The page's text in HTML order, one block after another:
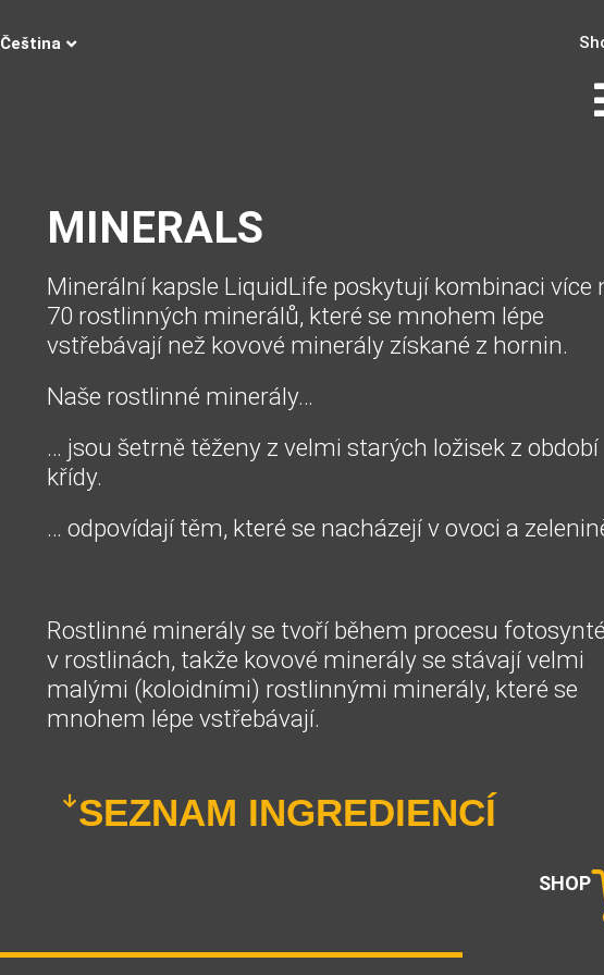
Čeština
MINERALS
Minerální kapsle LiquidLife poskytují kombinaci více
70 rostlinných minerálů, které se mnohem lépe
vstřebávají než kovové minerály získané z hornin.
Naše rostlinné minerály…
… jsou šetrně těženy z velmi starých ložisek z období
křídy.
… odpovídají těm, které se nacházejí v ovoci a
Rostlinné minerály se tvoří během procesu
v rostlinách, takže kovové minerály se stávají velmi
malými (koloidními) rostlinnými minerály, které se
mnohem lépe vstřebávají.
SEZNAM INGREDIENCÍ
SHOP